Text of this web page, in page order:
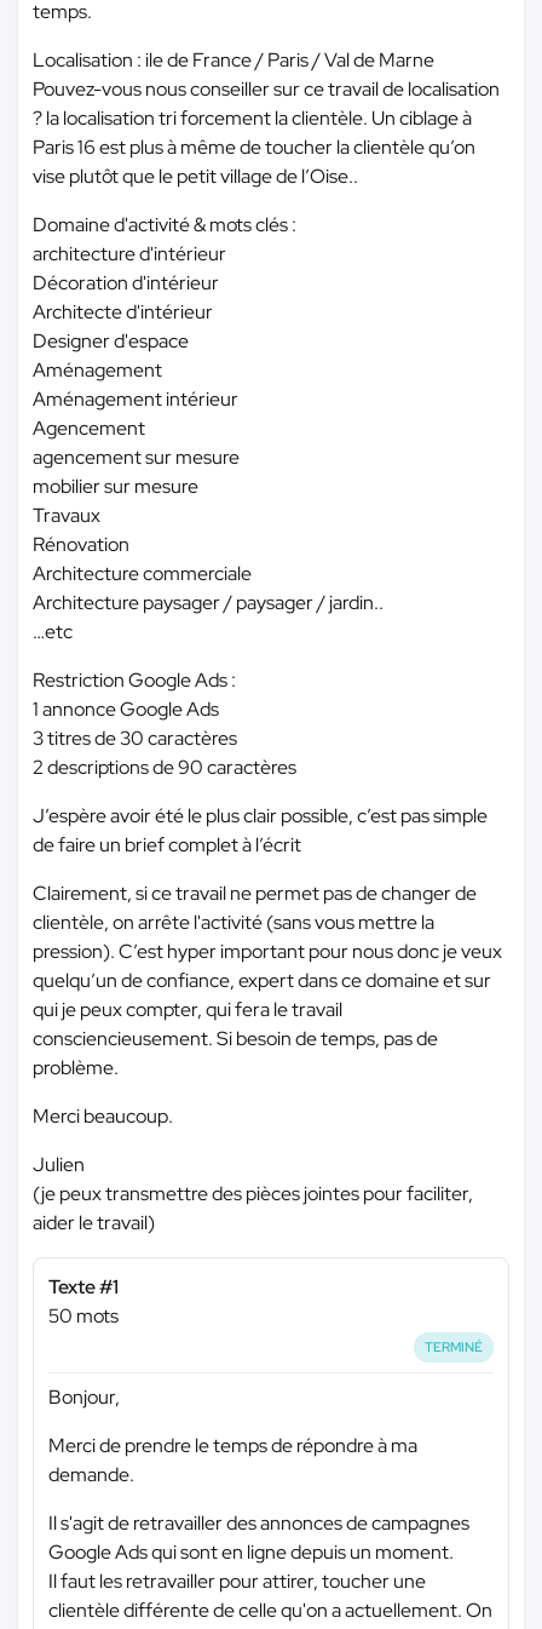
temps.
Localisation : ile de France / Paris / Val de Marne
Pouvez-vous nous conseiller sur ce travail de localisation
? la localisation tri forcement la clientèle. Un ciblage à
Paris 16 est plus à même de toucher la clientèle qu’on
vise plutôt que le petit village de l’Oise..
Domaine d'activité & mots clés :
architecture d'intérieur
Décoration d'intérieur
Architecte d'intérieur
Designer d'espace
Aménagement
Aménagement intérieur
Agencement
agencement sur mesure
mobilier sur mesure
Travaux
Rénovation
Architecture commerciale
Architecture paysager / paysager / jardin..
…etc
Restriction Google Ads :
1 annonce Google Ads
3 titres de 30 caractères
2 descriptions de 90 caractères
J’espère avoir été le plus clair possible, c’est pas simple
de faire un brief complet à l’écrit
Clairement, si ce travail ne permet pas de changer de
clientèle, on arrête l'activité (sans vous mettre la
pression). C’est hyper important pour nous donc je veux
quelqu’un de confiance, expert dans ce domaine et sur
qui je peux compter, qui fera le travail
consciencieusement. Si besoin de temps, pas de
problème.
Merci beaucoup.
Julien
(je peux transmettre des pièces jointes pour faciliter,
aider le travail)
Texte #1
50 mots
TERMINÉ
Bonjour,
Merci de prendre le temps de répondre à ma
demande.
Il s'agit de retravailler des annonces de campagnes
Google Ads qui sont en ligne depuis un moment.
Il faut les retravailler pour attirer, toucher une
clientèle différente de celle qu'on a actuellement. On